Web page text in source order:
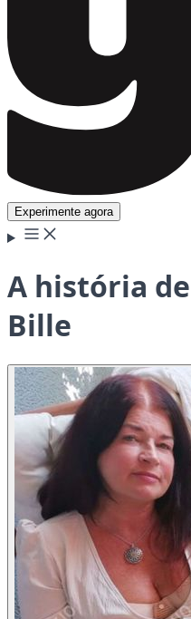
Experimente agora
A história
Bille